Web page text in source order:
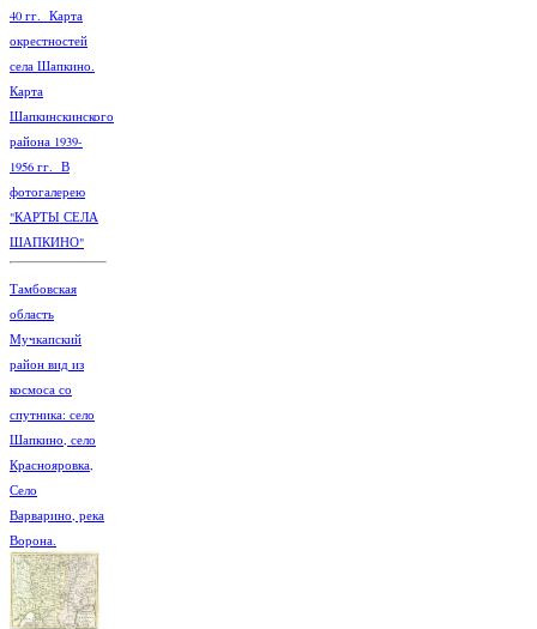
40 гг. Карта
окрестностей
села Шапкино.
Карта
Шапкинскинского
района 1939-
1956 гг. В
фотогалерею
"КАРТЫ СЕЛА
ШАПКИНО"
Тамбовская
область
Мучкапский
район вид из
космоса со
спутника: село
Шапкино, село
Краснояровка,
Село
Варварино, река
Ворона.